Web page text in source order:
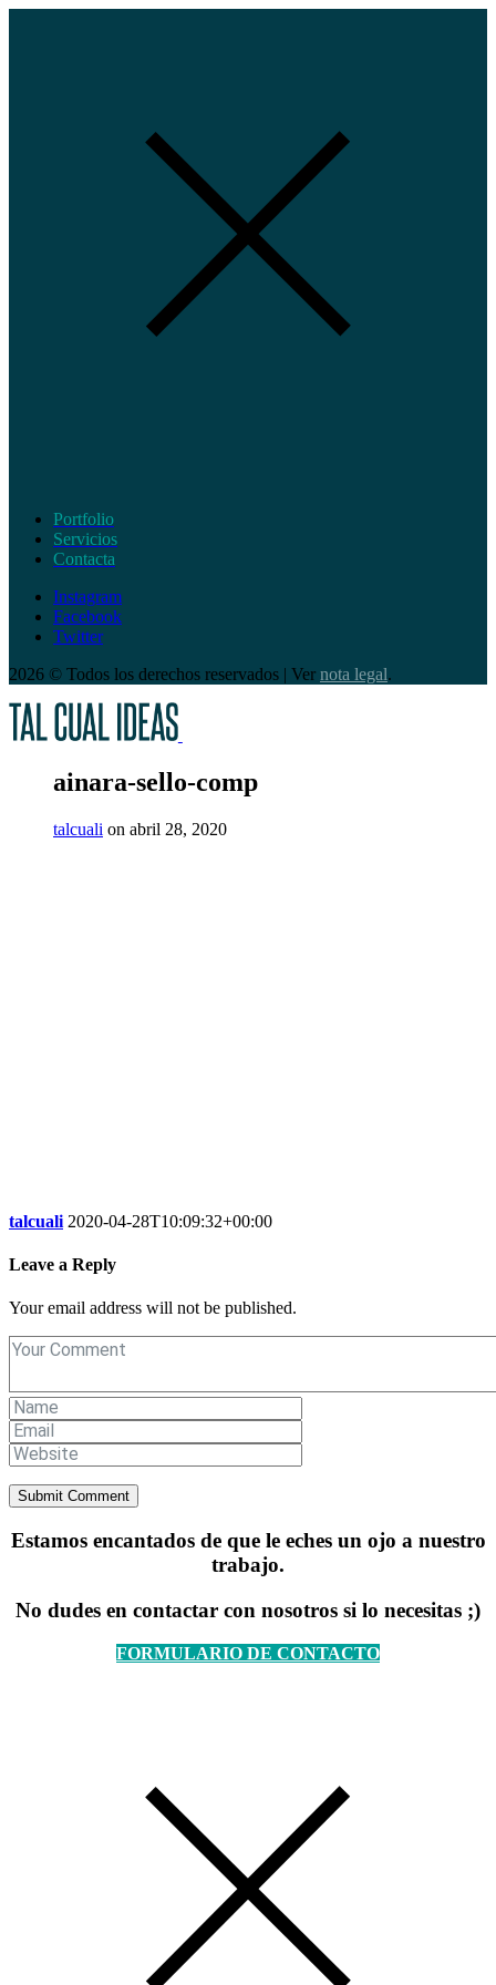
Portfolio
Servicios
Contacta
Instagram
Facebook
Twitter
2026 © Todos los derechos reservados | Ver nota legal.
ainara-sello-comp
talcuali on abril 28, 2020
talcuali 2020-04-28T10:09:32+00:00
Leave a Reply
Your email address will not be published.
Estamos encantados de que le eches un ojo a nuestro
trabajo.
No dudes en contactar con nosotros si lo necesitas ;)
FORMULARIO DE CONTACTO